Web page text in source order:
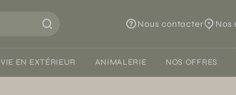
Nous contacter Nos
VIE EN EXTÉRIEUR ANIMALERIE NOS OFFRES